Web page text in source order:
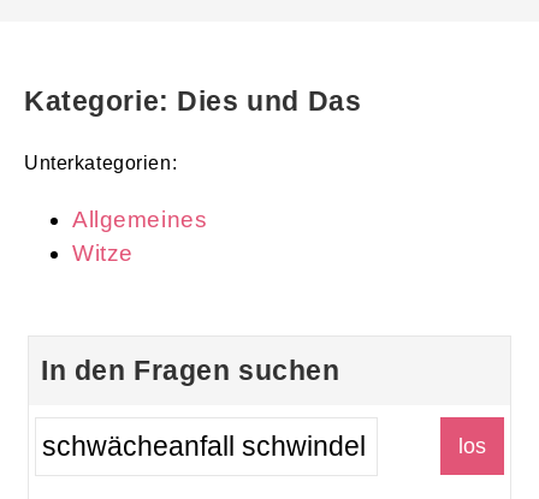
Kategorie: Dies und Das
Unterkategorien:
Allgemeines
Witze
In den Fragen suchen